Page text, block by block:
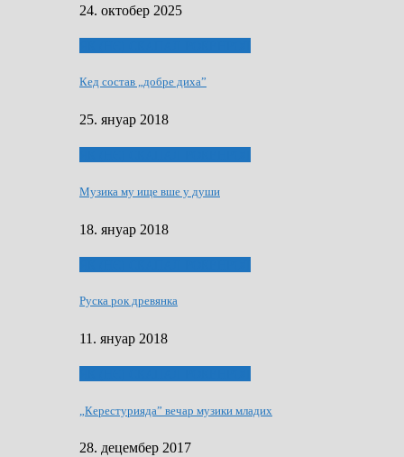
24. октобер 2025
Кед состав „добре диха”
25. януар 2018
Музика му ище вше у души
18. януар 2018
Руска рок древянка
11. януар 2018
„Керестурияда” вечар музики младих
28. децембер 2017